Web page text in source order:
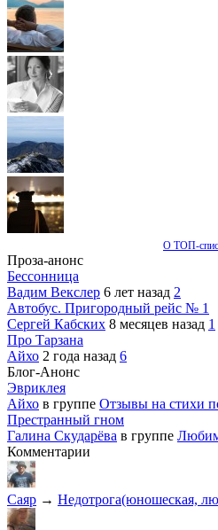
О ТОП-
Проза-анонс
Бессонница
Вадим Векслер 6 лет назад 2
Автобус. Пригородный рейс № 1
Сергей Кабских 8 месяцев назад 1
Про Тарзана
Айхо 2 года назад 6
Блог-Анонс
Эвриклея
Айхо в группе Отзывы на стихи
Престранный гном
Галина Скударёва в группе
Комментарии
Саяр → Недотрога(юношеская,